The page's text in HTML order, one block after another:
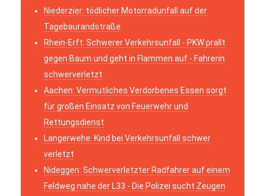
Niederzier: tödlicher Motorradunfall auf der
Tagebaurandstraße
Rhein-Erft: Schwerer Verkehrsunfall - PKW prallt
gegen Baum und geht in Flammen auf - Fahrerin
schwerverletzt
Aachen: Vermutliches Verdorbenes Essen sorgt
für großen Einsatz von Feuerwehr und
Rettungsdienst
Langerwehe: Kind bei Verkehrsunfall schwer
verletzt
Nideggen: Schwerverletzter Radfahrer auf einem
Feldweg nahe der L33 - Die Polizei sucht Zeugen